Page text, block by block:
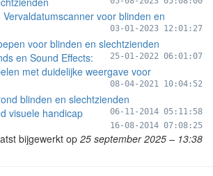
voor blinden en
03-01-2023 12:01:27
voor blinden en slechtzienden
25-01-2022 06:01:07
en Sound Effects:
met duidelijke weergave voor
08-04-2021 10:04:52
blinden en slechtzienden
06-11-2014 05:11:58
visuele handicap
16-08-2014 07:08:25
bijgewerkt op 25 september 2025 – 13:38